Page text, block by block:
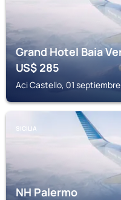
Grand Hotel Baia
US$285
Aci Castello, 01
SICILIA
NH Palermo